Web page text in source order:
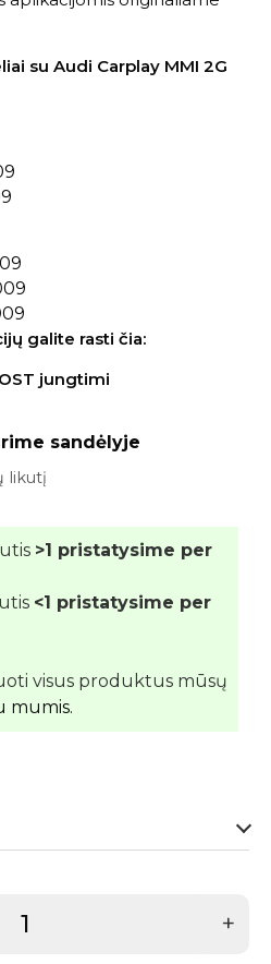
su Audi Carplay MMI 2G
galite rasti čia:
jungtimi
sandėlyje
likutį
>1 pristatysime per
<1 pristatysime per
visus produktus mūsų
mumis.
+